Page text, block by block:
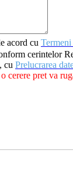
acord cu
cerintelor
cu Prelucrarea
cerere pret va